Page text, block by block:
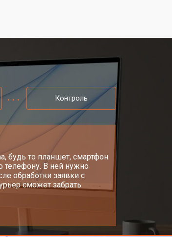
Контроль
будь то планшет, смартфон
телефону. В ней нужно
обработки заявки с
сможет забрать